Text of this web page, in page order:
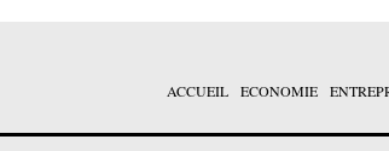
ACCUEIL ECONOMIE